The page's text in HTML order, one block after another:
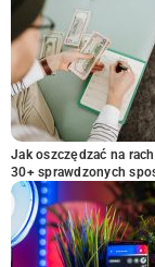
Jak oszczędzać na
30+ sprawdzonych